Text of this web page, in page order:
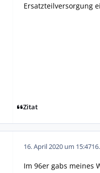
Ersatzteilversorgung
Zitat
16. April 2020 um 15:47
Im 96er gabs meines